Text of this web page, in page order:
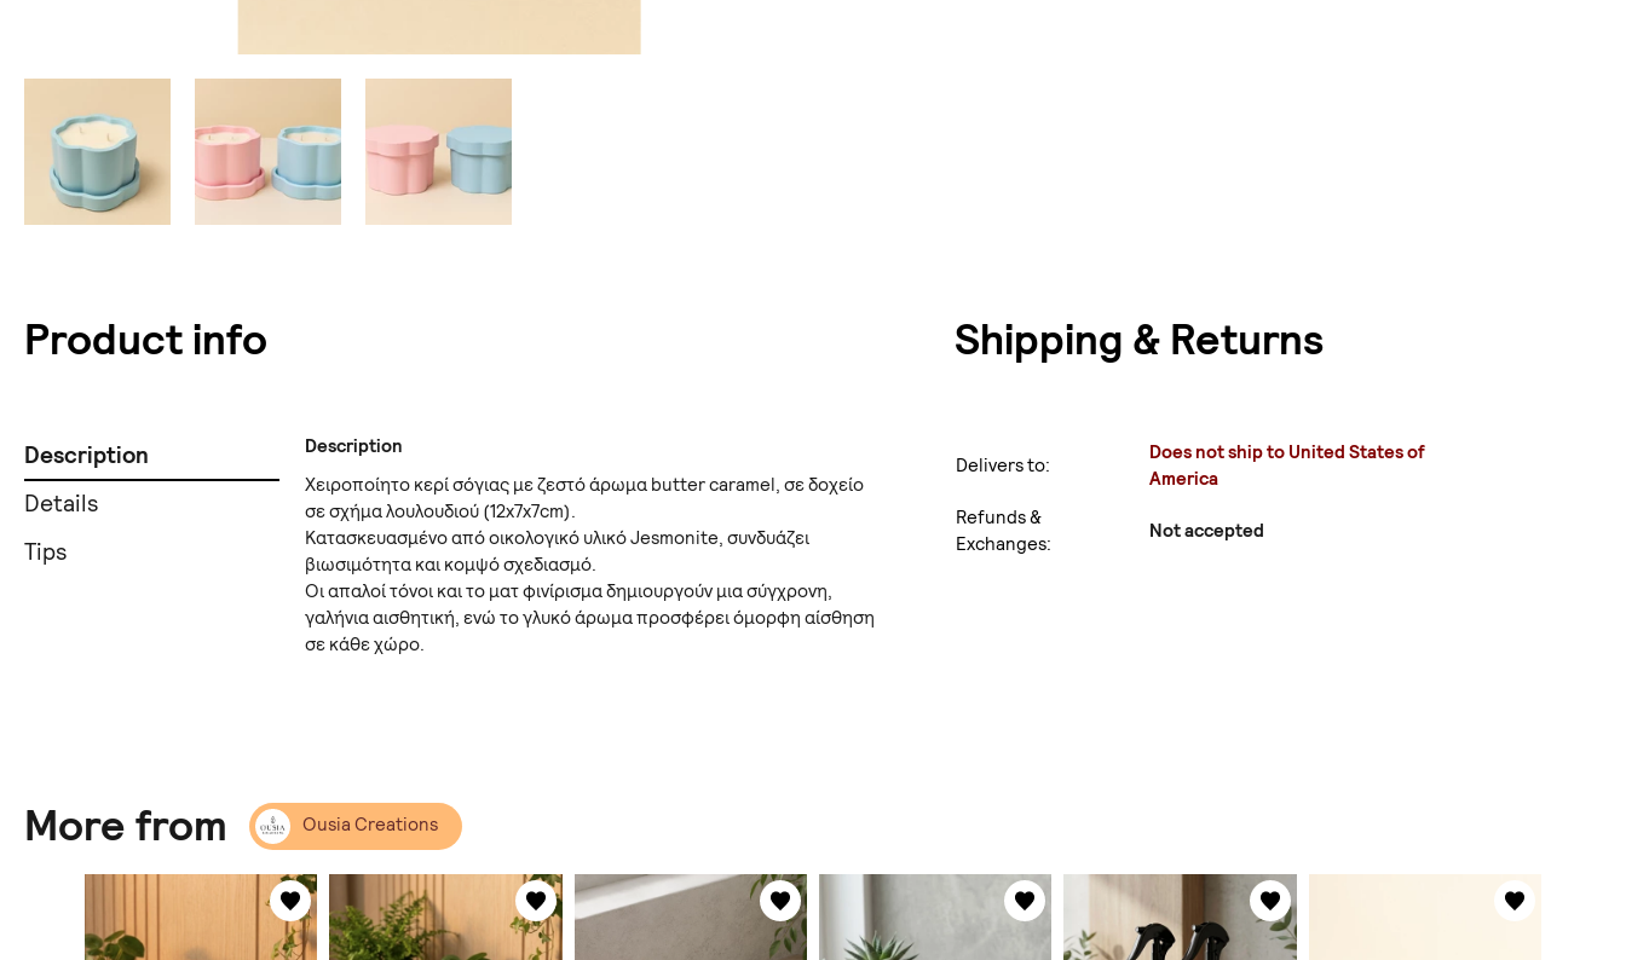
Product info
Description
Details
Tips
Description
Χειροποίητο κερί σόγιας με ζεστό άρωμα butter caramel, σε δοχείο
σε σχήμα λουλουδιού (12x7x7cm).
Κατασκευασμένο από οικολογικό υλικό Jesmonite, συνδυάζει
βιωσιμότητα και κομψό σχεδιασμό.
Οι απαλοί τόνοι και το ματ φινίρισμα δημιουργούν μια σύγχρονη,
γαλήνια αισθητική, ενώ το γλυκό άρωμα προσφέρει όμορφη αίσθηση
σε κάθε χώρο.
Shipping & Returns
Delivers to:
Does not ship to United States of
America
Refunds &
Exchanges:
Not accepted
More from Ousia Creations